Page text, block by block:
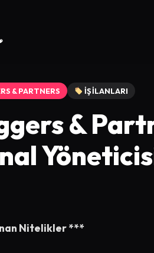
& PARTNERS İŞ İLANLARI
&
Nitelikler ***